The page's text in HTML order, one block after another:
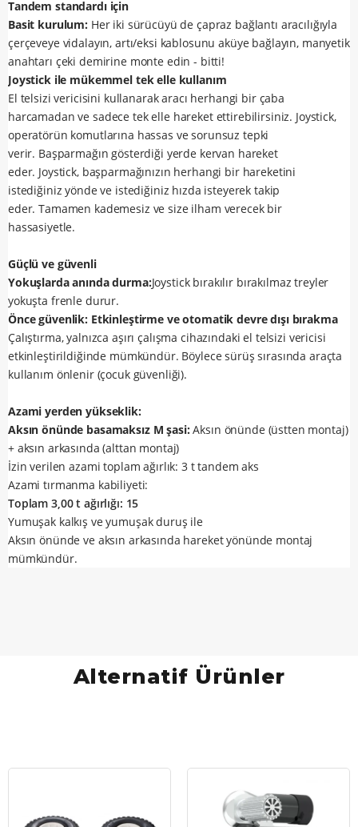
Tandem standardı için
Basit kurulum:Her iki sürücüyü de çapraz bağlantı aracılığıyla
çerçeveye vidalayın, artı/eksi kablosunu aküye bağlayın, manyetik
anahtarı çeki demirine monte edin - bitti!
Joystick ile mükemmel tek elle kullanım
El telsizi vericisini kullanarak aracı herhangi bir çaba
harcamadan ve sadece tek elle hareket ettirebilirsiniz. Joystick,
operatörün komutlarına hassas ve sorunsuz tepki
verir. Başparmağın gösterdiği yerde kervan hareket
eder. Joystick, başparmağınızın herhangi bir hareketini
istediğiniz yönde ve istediğiniz hızda isteyerek takip
eder.Tamamen kademesiz ve size ilham verecek bir
hassasiyetle.
Güçlü ve güvenli
Yokuşlarda anında durma:Joystick bırakılır bırakılmaz treyler
yokuşta frenle durur.
Önce güvenlik: Etkinleştirme ve otomatik devre dışı bırakma
Çalıştırma, yalnızca aşırı çalışma cihazındaki el telsizi vericisi
etkinleştirildiğinde mümkündür. Böylece sürüş sırasında araçta
kullanım önlenir (çocuk güvenliği).
Azami yerden yükseklik:
Aksın önünde basamaksız M şasi:Aksın önünde (üstten montaj)
+ aksın arkasında (alttan montaj)
İzin verilen azami toplam ağırlık: 3 t tandem aks
Azami tırmanma kabiliyeti:
Toplam 3,00 t ağırlığı: 15
Yumuşak kalkış ve yumuşak duruş ile
Aksın önünde ve aksın arkasında hareket yönünde montaj
mümkündür.
Alternatif Ürünler